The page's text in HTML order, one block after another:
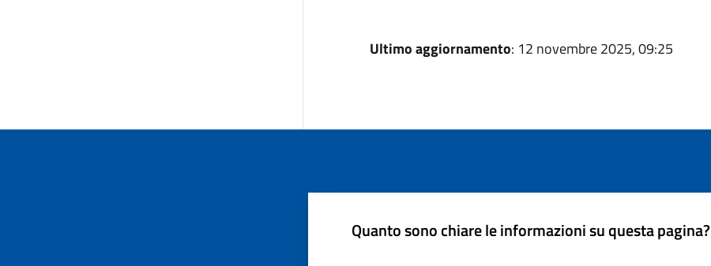
Ultimo aggiornamento: 12 novembre 2025, 09:25
Quanto sono chiare le informazioni su questa pagina?